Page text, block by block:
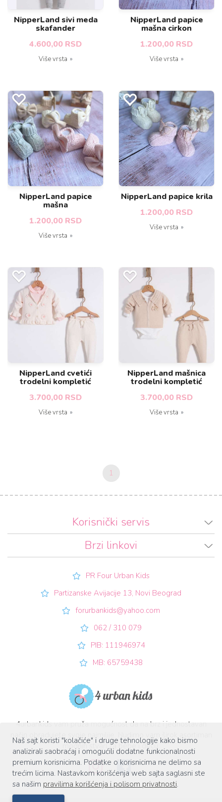
Naš sajt koristi "kolačiće" i druge tehnologije kako bismo
analizirali saobraćaj i omogućili dodatne funkcionalnosti
premium korisnicima. Podatke o korisnicima ne delimo sa
trećim licima. Nastavkom korišćenja web sajta saglasni ste
sa našim pravilima korišćenja i polisom privatnosti.
NipperLand sivi meda
skafander
4.600,00 RSD
Više vrsta
NipperLand papice
mašna cirkon
1.200,00 RSD
Više vrsta
NipperLand papice
mašna
1.200,00 RSD
Više vrsta
NipperLand papice krila
1.200,00 RSD
Više vrsta
NipperLand cvetići
trodelni kompletić
3.700,00 RSD
Više vrsta
NipperLand mašnica
trodelni kompletić
3.700,00 RSD
Više vrsta
1
Korisnički servis
Brzi linkovi
PR Four Urban Kids
Partizanske Avijacije 13, Novi Beograd
forurbankids@yahoo.com
062 / 310 079
PIB: 111946974
MB: 65759438
4urbankids vam pruža mogućnost da na brz i jednostavan
način obradujete svoje najmilije. Nudimo vam širok asortiman
modnih stvari za bebe i decu.